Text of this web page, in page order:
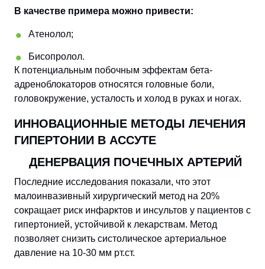
В качестве примера можно привести:
Атенолол;
Бисопролол.
К потенциальным побочным эффектам бета-
адреноблокаторов относятся головные боли,
головокружение, усталость и холод в руках и ногах.
ИННОВАЦИОННЫЕ МЕТОДЫ ЛЕЧЕНИЯ
ГИПЕРТОНИИ В АССУТЕ
ДЕНЕРВАЦИЯ ПОЧЕЧНЫХ АРТЕРИЙ
Последние исследования показали, что этот
малоинвазивный хирургический метод на 20%
сокращает риск инфарктов и инсультов у пациентов с
гипертонией, устойчивой к лекарствам. Метод
позволяет снизить систолическое артериальное
давление на 10-30 мм рт.ст.